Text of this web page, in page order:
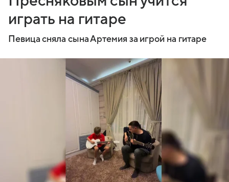
играть на гитаре
Певица сняла сына Артемия за игрой на гитаре